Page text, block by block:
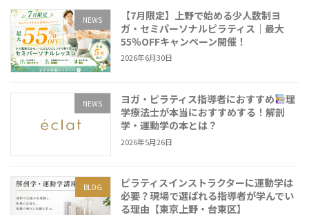
NEWS
【7月限定】上野で始める少人数制ヨ
ガ・セミパーソナルピラティス｜最大
55％OFFキャンペーン開催！
2026年6月30日
NEWS ヨガ・ピラティス指導者におすすめ
理
学療法士が本当におすすめする！解剖
学・運動学の本とは？
2026年5月26日
BLOG
ピラティスインストラクターに運動学は
必要？現場で選ばれる指導者が学んでい
る理由【東京上野・台東区】